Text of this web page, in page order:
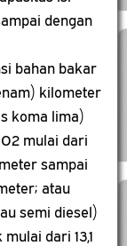
dengan
bahan bakar
kilometer
koma lima)
mulai dari
sampai
atau
semi diesel)
dari 13,1